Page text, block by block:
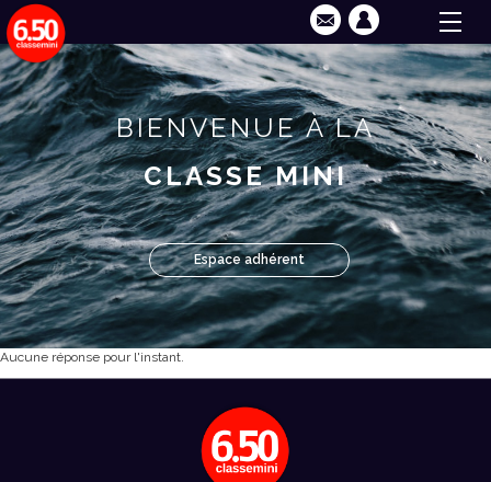
BIENVENUE À LA
CLASSE MINI
Espace adhérent
Aucune réponse pour l'instant.